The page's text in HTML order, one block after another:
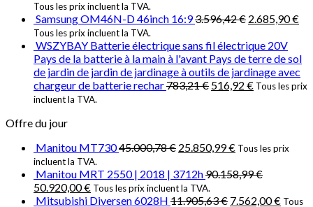
Tous les prix incluent la TVA.
Samsung OM46N-D 46inch 16:93.596,42€ 2.685,90€
Tous les prix incluent la TVA.
WSZYBAY Batterie électrique sans fil électrique 20V
Pays de la batterie à la main à l'avant Pays de terre de sol
de jardin de jardin de jardinage à outils de jardinage avec
chargeur de batterie rechar783,21€ 516,92 € Tous les prix
incluent la TVA.
Offre du jour
Manitou MT73045.000,78€ 25.850,99€ Tous les prix
incluent la TVA.
Manitou MRT 2550 | 2018 | 3712h90.158,99€
50.920,00€ Tous les prix incluent la TVA.
Mitsubishi Diversen 6028H 11.905,63€ 7.562,00€ Tous